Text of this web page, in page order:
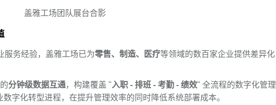
盖雅工场团队展台合影
服务经验，盖雅工场已为零售、制造、医疗等领域的数百家企业提供差异化
分钟级数据互通，构建覆盖 "入职 - 排班 - 考勤 - 绩效" 全流程的数字化管理
字化转型进程，在提升管理效率的同时降低系统部署成本。